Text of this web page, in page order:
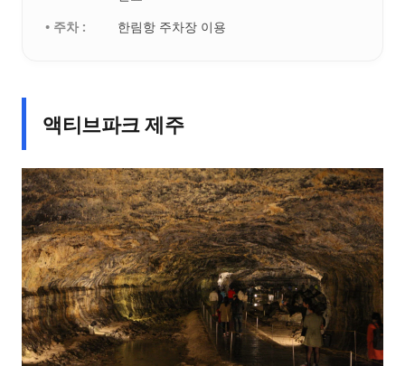
• 주차 :
한림항 주차장 이용
액티브파크 제주